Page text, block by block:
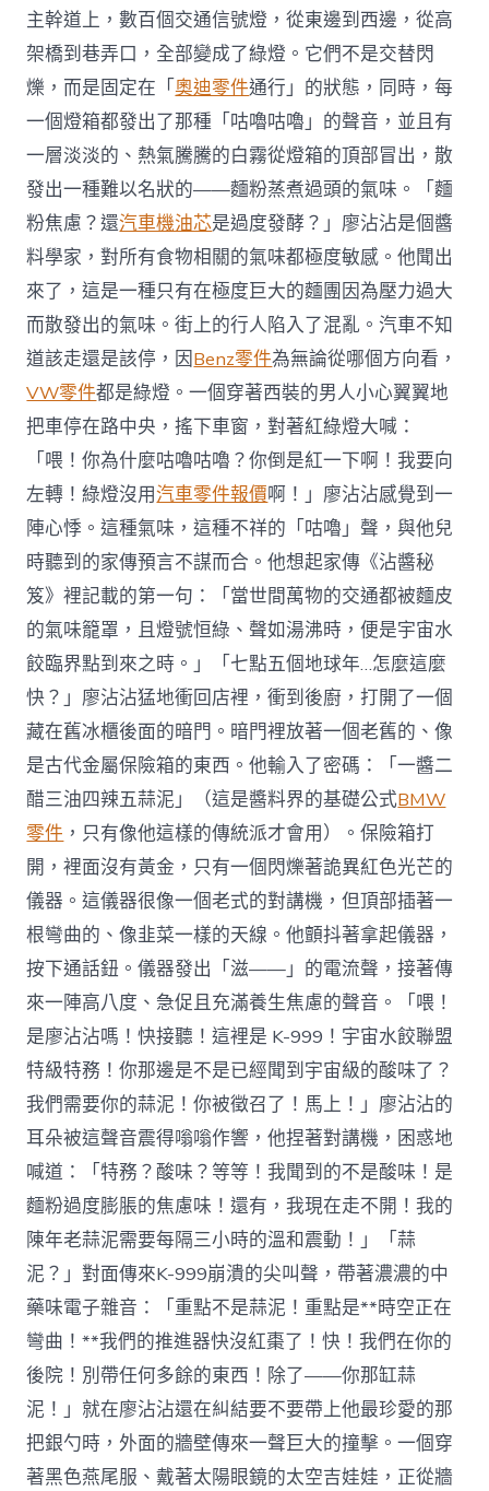
主幹道上，數百個交通信號燈，從東邊到西邊，從高
架橋到巷弄口，全部變成了綠燈。它們不是交替閃
爍，而是固定在「奧迪零件通行」的狀態，同時，每
一個燈箱都發出了那種「咕嚕咕嚕」的聲音，並且有
一層淡淡的、熱氣騰騰的白霧從燈箱的頂部冒出，散
發出一種難以名狀的——麵粉蒸煮過頭的氣味。「麵
粉焦慮？還汽車機油芯是過度發酵？」廖沾沾是個醬
料學家，對所有食物相關的氣味都極度敏感。他聞出
來了，這是一種只有在極度巨大的麵團因為壓力過大
而散發出的氣味。街上的行人陷入了混亂。汽車不知
道該走還是該停，因Benz零件為無論從哪個方向看，
VW零件都是綠燈。一個穿著西裝的男人小心翼翼地
把車停在路中央，搖下車窗，對著紅綠燈大喊：
「喂！你為什麼咕嚕咕嚕？你倒是紅一下啊！我要向
左轉！綠燈沒用汽車零件報價啊！」廖沾沾感覺到一
陣心悸。這種氣味，這種不祥的「咕嚕」聲，與他兒
時聽到的家傳預言不謀而合。他想起家傳《沾醬秘
笈》裡記載的第一句：「當世間萬物的交通都被麵皮
的氣味籠罩，且燈號恒綠、聲如湯沸時，便是宇宙水
餃臨界點到來之時。」「七點五個地球年…怎麼這麼
快？」廖沾沾猛地衝回店裡，衝到後廚，打開了一個
藏在舊冰櫃後面的暗門。暗門裡放著一個老舊的、像
是古代金屬保險箱的東西。他輸入了密碼：「一醬二
醋三油四辣五蒜泥」（這是醬料界的基礎公式BMW
零件 ，只有像他這樣的傳統派才會用）。保險箱打
開，裡面沒有黃金，只有一個閃爍著詭異紅色光芒的
儀器。這儀器很像一個老式的對講機，但頂部插著一
根彎曲的、像韭菜一樣的天線。他顫抖著拿起儀器，
按下通話鈕。儀器發出「滋——」的電流聲，接著傳
來一陣高八度、急促且充滿養生焦慮的聲音。「喂！
是廖沾沾嗎！快接聽！這裡是 K-999！宇宙水餃聯盟
特級特務！你那邊是不是已經聞到宇宙級的酸味了？
我們需要你的蒜泥！你被徵召了！馬上！」廖沾沾的
耳朵被這聲音震得嗡嗡作響，他捏著對講機，困惑地
喊道：「特務？酸味？等等！我聞到的不是酸味！是
麵粉過度膨脹的焦慮味！還有，我現在走不開！我的
陳年老蒜泥需要每隔三小時的溫和震動！」「蒜
泥？」對面傳來K-999崩潰的尖叫聲，帶著濃濃的中
藥味電子雜音：「重點不是蒜泥！重點是**時空正在
彎曲！**我們的推進器快沒紅棗了！快！我們在你的
後院！別帶任何多餘的東西！除了——你那缸蒜
泥！」就在廖沾沾還在糾結要不要帶上他最珍愛的那
把銀勺時，外面的牆壁傳來一聲巨大的撞擊。一個穿
著黑色燕尾服、戴著太陽眼鏡的太空吉娃娃，正從牆